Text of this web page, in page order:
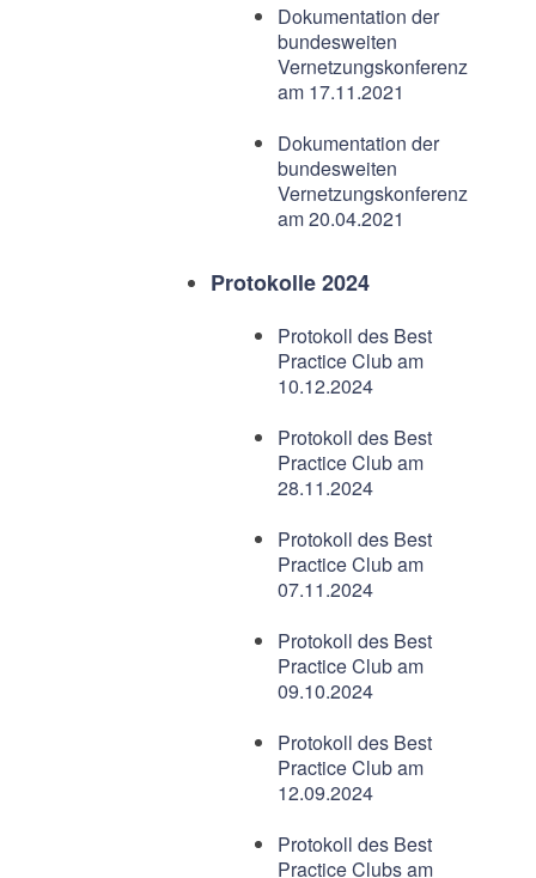
Dokumentation der
bundesweiten
Vernetzungskonferenz
am 17.11.2021
Dokumentation der
bundesweiten
Vernetzungskonferenz
am 20.04.2021
Protokolle 2024
Protokoll des Best
Practice Club am
10.12.2024
Protokoll des Best
Practice Club am
28.11.2024
Protokoll des Best
Practice Club am
07.11.2024
Protokoll des Best
Practice Club am
09.10.2024
Protokoll des Best
Practice Club am
12.09.2024
Protokoll des Best
Practice Clubs am